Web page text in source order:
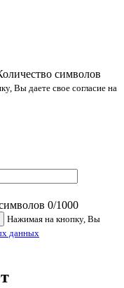
символов
Вы даете свое согласие на
0/1000
Нажимая на кнопку, Вы
данных